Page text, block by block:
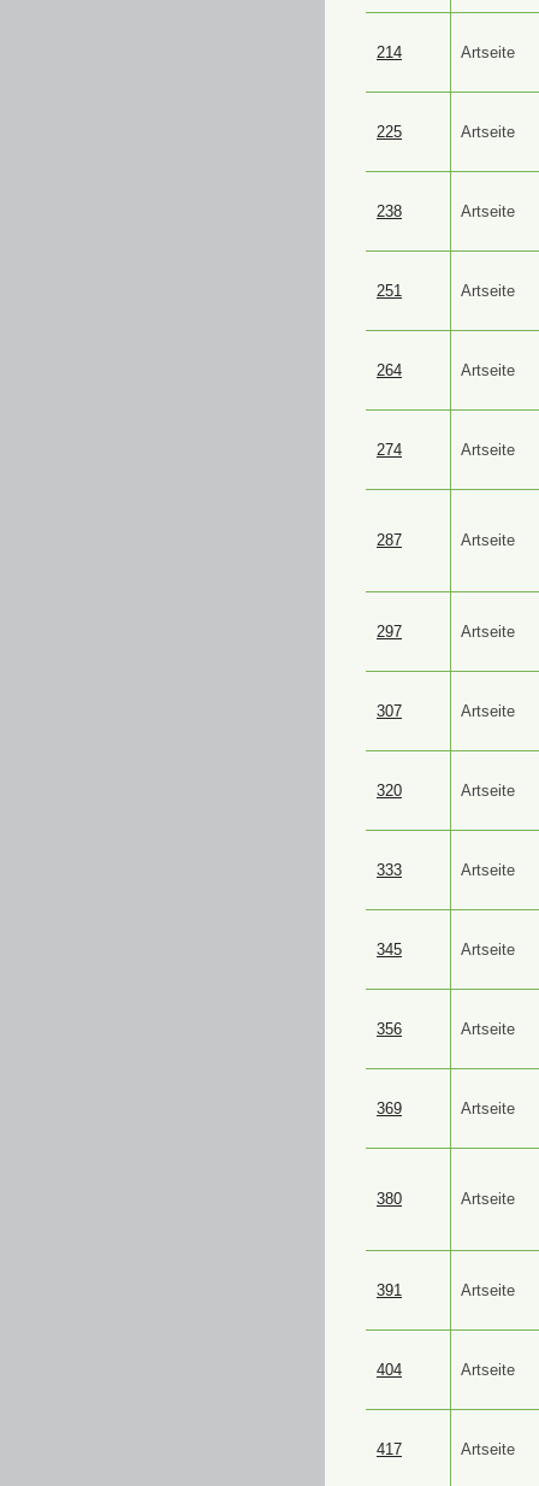
214 Artseite
225 Artseite
238 Artseite
251 Artseite
264 Artseite
274 Artseite
287 Artseite
297 Artseite
307 Artseite
320 Artseite
333 Artseite
345 Artseite
356 Artseite
369 Artseite
380 Artseite
391 Artseite
404 Artseite
417 Artseite